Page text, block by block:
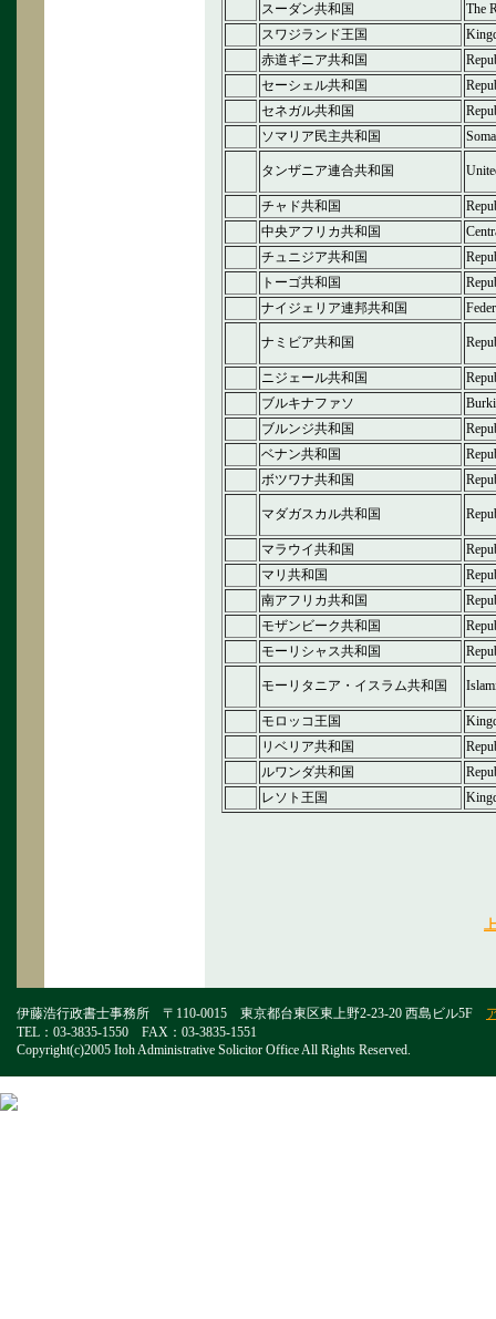
スーダン共和国
The
スワジランド王国
赤道ギニア共和国
セーシェル共和国
セネガル共和国
ソマリア民主共和国
タンザニア連合共和国
チャド共和国
中央アフリカ共和国
チュニジア共和国
トーゴ共和国
ナイジェリア連邦共和国
ナミビア共和国
ニジェール共和国
ブルキナファソ
ブルンジ共和国
ベナン共和国
ボツワナ共和国
マダガスカル共和国
マラウイ共和国
マリ共和国
南アフリカ共和国
モザンビーク共和国
モーリシャス共和国
モーリタニア・イスラム共和国
モロッコ王国
リベリア共和国
ルワンダ共和国
レソト王国
伊藤浩行政書士事務所 〒110-0015 東京都台東区東上野2-23-20 西島ビル5F
TEL：03-3835-1550 FAX：03-3835-1551
Copyright(c)2005 Itoh Administrative Solicitor Office All Rights Reserved.